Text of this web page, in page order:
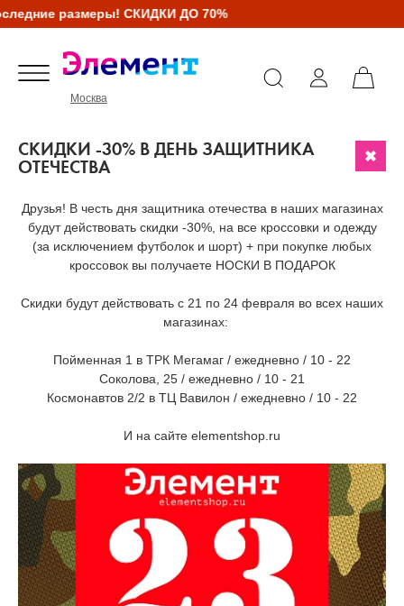
размеры! СКИДКИ ДО 70%
Москва
СКИДКИ -30% В ДЕНЬ ЗАЩИТНИКА
ОТЕЧЕСТВА
Друзья! В честь дня защитника отечества в наших магазинах
будут действовать скидки -30%, на все кроссовки и одежду
(за исключением футболок и шорт) + при покупке любых
кроссовок вы получаете НОСКИ В ПОДАРОК
Скидки будут действовать с 21 по 24 февраля во всех наших
магазинах: ⠀
Пойменная 1 в ТРК Мегамаг / ежедневно / 10 - 22
Соколова, 25 / ежедневно / 10 - 21
Космонавтов 2/2 в ТЦ Вавилон / ежедневно / 10 - 22
И на сайте elementshop.ru